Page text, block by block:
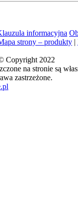
informacyjna
strony – produkty |
Copyright 2022
na stronie są
zastrzeżone.